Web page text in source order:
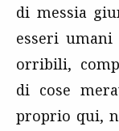
di messia
esseri
orribili,
di cose
proprio qui,